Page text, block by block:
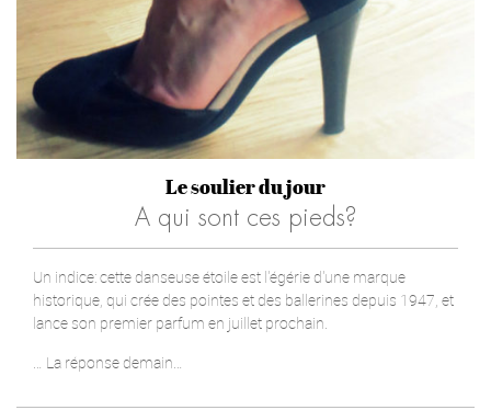
Le soulier du jour
A qui sont ces pieds?
Un indice: cette danseuse étoile est l'égérie d'une marque
historique, qui crée des pointes et des ballerines depuis 1947, et
lance son premier parfum en juillet prochain.
… La réponse demain…